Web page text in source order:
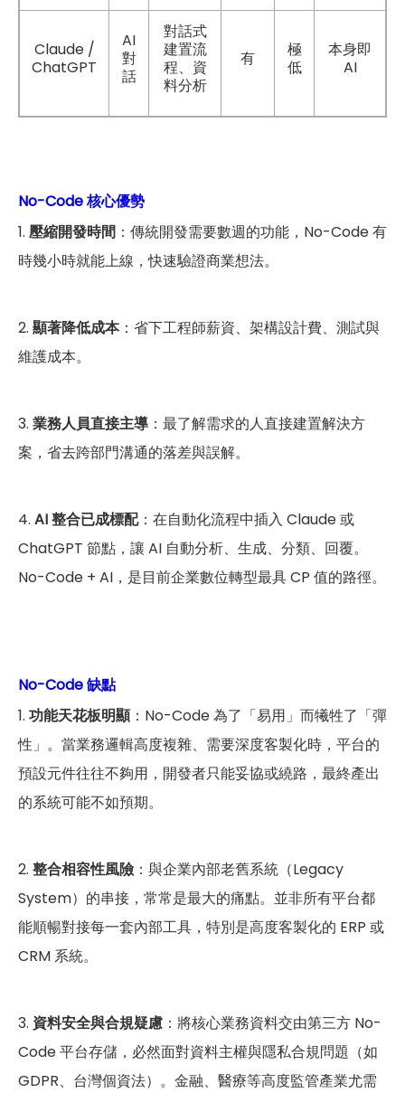
Claude /
ChatGPT
AI
對
話
對話式
建置流
程、資
料分析
有
極
低
本身即
AI
No-Code 核心優勢
1. 壓縮開發時間 ：傳統開發需要數週的功能，No-Code 有
時幾小時就能上線，快速驗證商業想法。
2. 顯著降低成本：省下工程師薪資、架構設計費、測試與
維護成本。
3. 業務人員直接主導 ：最了解需求的人直接建置解決方
案，省去跨部門溝通的落差與誤解。
4. AI 整合已成標配：在自動化流程中插入 Claude 或
ChatGPT 節點，讓 AI 自動分析、生成、分類、回覆。
No-Code + AI，是目前企業數位轉型最具 CP 值的路徑。
No-Code 缺點
1. 功能天花板明顯：No-Code 為了「易用」而犧牲了「彈
性」。當業務邏輯高度複雜、需要深度客製化時，平台的
預設元件往往不夠用，開發者只能妥協或繞路，最終產出
的系統可能不如預期。
2. 整合相容性風險：與企業內部老舊系統（Legacy
System）的串接，常常是最大的痛點。並非所有平台都
能順暢對接每一套內部工具，特別是高度客製化的 ERP 或
CRM 系統。
3. 資料安全與合規疑慮 ：將核心業務資料交由第三方 No-
Code 平台存儲，必然面對資料主權與隱私合規問題（如
GDPR、台灣個資法）。金融、醫療等高度監管產業尤需